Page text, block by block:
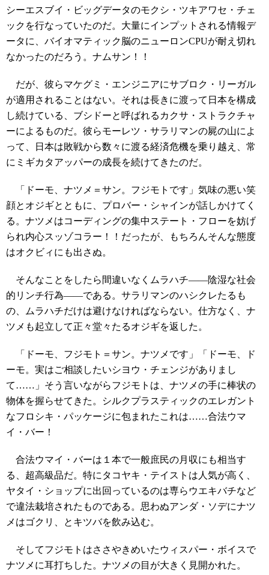
シーエスブイ・ビッグデータのモクシ・ツキアワセ・チェ
ックを行なっていたのだ。大量にインプットされる情報デ
ータに、バイオマティック脳のニューロンCPUが耐え切れ
なかったのだろう。ナムサン！！
だが、彼らマケグミ・エンジニアにサブロク・リーガル
が適用されることはない。それは長きに渡って日本を構成
し続けている、ブシドーと呼ばれるカクサ・ストラクチャ
ーによるものだ。彼らモーレツ・サラリマンの屍の山によ
って、日本は敗戦から数々に渡る経済危機を乗り越え、常
にミギカタアッパーの成長を続けてきたのだ。
「ドーモ、ナツメ＝サン。フジモトです」気味の悪い笑
顔とオジギとともに、プロバー・シャインが話しかけてく
る。ナツメはコーディングの集中ステート・フローを妨げ
られ内心スッゾコラー！！だったが、もちろんそんな態度
はオクビィにも出さぬ。
そんなことをしたら間違いなくムラハチ――陰湿な社会
的リンチ行為――である。サラリマンのハシクレたるも
の、ムラハチだけは避けなければならない。仕方なく、ナ
ツメも起立して正々堂々たるオジギを返した。
「ドーモ、フジモト＝サン。ナツメです」「ドーモ、ド
ーモ。実はご相談したいシヨウ・チェンジがありまし
て……」そう言いながらフジモトは、ナツメの手に棒状の
物体を握らせてきた。シルクプラスティックのエレガント
なフロシキ・パッケージに包まれたこれは……合法ウマ
イ・バー！
合法ウマイ・バーは１本で一般庶民の月収にも相当す
る、超高級品だ。特にタコヤキ・テイストは人気が高く、
ヤタイ・ショップに出回っているのは専らウエキバチなど
で違法栽培されたものである。思わぬアンダ・ソデにナツ
メはゴクリ、とキツバを飲み込む。
そしてフジモトはささやきめいたウィスパー・ボイスで
ナツメに耳打ちした。ナツメの目が大きく見開かれた。